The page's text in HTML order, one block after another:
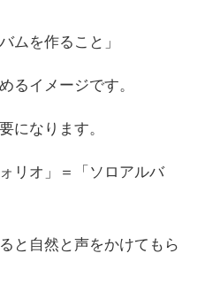
ムを作ること」
るイメージです。
になります。
リオ」＝「ソロアルバ
と自然と声をかけてもら